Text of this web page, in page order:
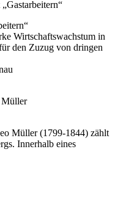
Wirtschaftswachstum in
den Zuzug von dringen
Müller (1799-1844) zählt
Innerhalb eines